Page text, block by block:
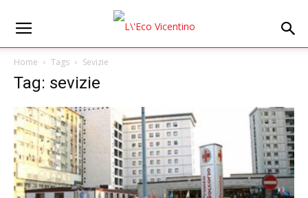
Home Tags Sevizie
Tag: sevizie